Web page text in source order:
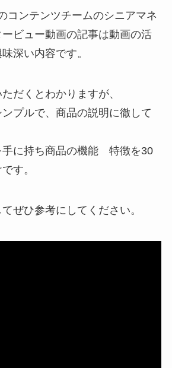
コンテンツチームのシニアマネ
ビュー動画の記事は動画の活
深い内容です。
だくとわかりますが、
プルで、商品の説明に徹して
手に持ち商品の機能 特徴を30
す。
ぜひ参考にしてください。